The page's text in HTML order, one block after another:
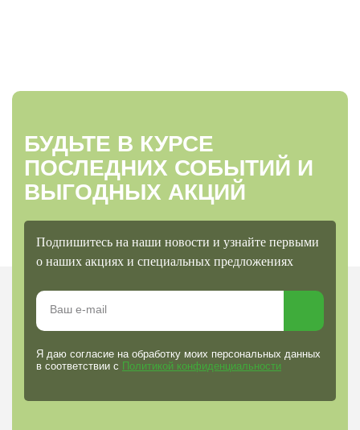
БУДЬТЕ В КУРСЕ
ПОСЛЕДНИХ СОБЫТИЙ И
ВЫГОДНЫХ АКЦИЙ
Подпишитесь на наши новости и узнайте первыми
о наших акциях и специальных предложениях
Я даю согласие на обработку моих персональных данных
в соответствии с Политикой конфиденциальности